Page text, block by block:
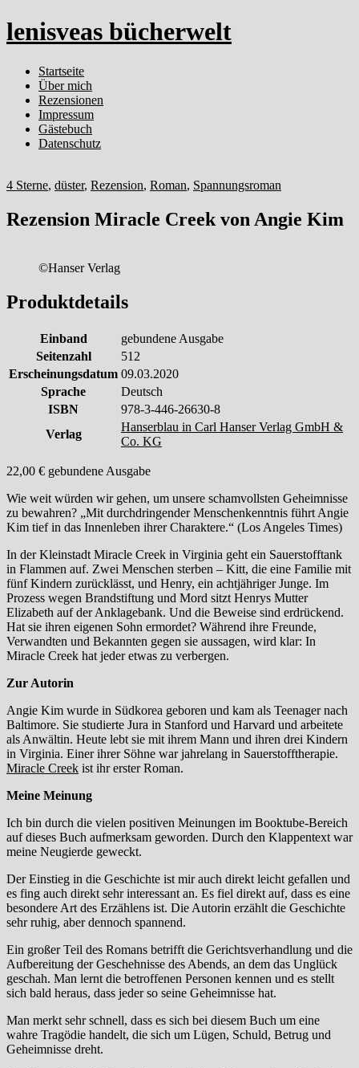
lenisveas bücherwelt
Startseite
Über mich
Rezensionen
Impressum
Gästebuch
Datenschutz
4 Sterne, düster, Rezension, Roman, Spannungsroman
Rezension Miracle Creek von Angie Kim
©Hanser Verlag
Produktdetails
Einband
gebundene Ausgabe
Seitenzahl
512
Erscheinungsdatum 09.03.2020
Sprache
Deutsch
ISBN
978-3-446-26630-8
Verlag
Hanserblau in Carl Hanser Verlag GmbH &
Co. KG
22,00 € gebundene Ausgabe
Wie weit würden wir gehen, um unsere schamvollsten Geheimnisse
zu bewahren? „Mit durchdringender Menschenkenntnis führt Angie
Kim tief in das Innenleben ihrer Charaktere.“ (Los Angeles Times)
In der Kleinstadt Miracle Creek in Virginia geht ein Sauerstofftank
in Flammen auf. Zwei Menschen sterben – Kitt, die eine Familie mit
fünf Kindern zurücklässt, und Henry, ein achtjähriger Junge. Im
Prozess wegen Brandstiftung und Mord sitzt Henrys Mutter
Elizabeth auf der Anklagebank. Und die Beweise sind erdrückend.
Hat sie ihren eigenen Sohn ermordet? Während ihre Freunde,
Verwandten und Bekannten gegen sie aussagen, wird klar: In
Miracle Creek hat jeder etwas zu verbergen.
Zur Autorin
Angie Kim wurde in Südkorea geboren und kam als Teenager nach
Baltimore. Sie studierte Jura in Stanford und Harvard und arbeitete
als Anwältin. Heute lebt sie mit ihrem Mann und ihren drei Kindern
in Virginia. Einer ihrer Söhne war jahrelang in Sauerstofftherapie.
Miracle Creek ist ihr erster Roman.
Meine Meinung
Ich bin durch die vielen positiven Meinungen im Booktube-Bereich
auf dieses Buch aufmerksam geworden. Durch den Klappentext war
meine Neugierde geweckt.
Der Einstieg in die Geschichte ist mir auch direkt leicht gefallen und
es fing auch direkt sehr interessant an. Es fiel direkt auf, dass es eine
besondere Art des Erzählens ist. Die Autorin erzählt die Geschichte
sehr ruhig, aber dennoch spannend.
Ein großer Teil des Romans betrifft die Gerichtsverhandlung und die
Aufbereitung der Geschehnisse des Abends, an dem das Unglück
geschah. Man lernt die betroffenen Personen kennen und es stellt
sich bald heraus, dass jeder so seine Geheimnisse hat.
Man merkt sehr schnell, dass es sich bei diesem Buch um eine
wahre Tragödie handelt, die sich um Lügen, Schuld, Betrug und
Geheimnisse dreht.